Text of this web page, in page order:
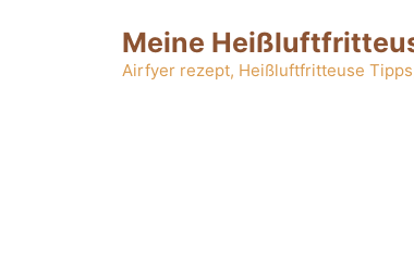
Meine
Airfyer rezept, Heißluftfritteuse